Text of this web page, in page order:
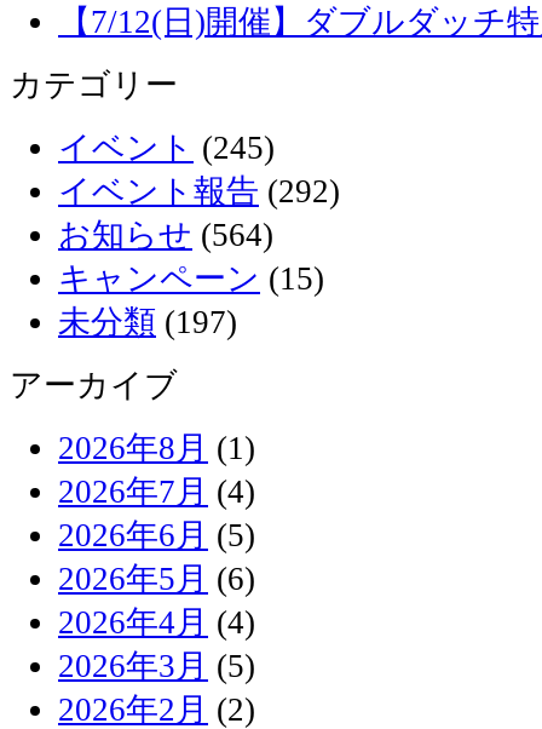
【7/12(日)開催】ダブルダッチ
カテゴリー
イベント (245)
イベント報告 (292)
お知らせ (564)
キャンペーン (15)
未分類 (197)
アーカイブ
2026年8月 (1)
2026年7月 (4)
2026年6月 (5)
2026年5月 (6)
2026年4月 (4)
2026年3月 (5)
2026年2月 (2)